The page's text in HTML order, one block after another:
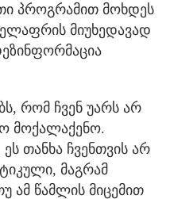
პროგრამით მოხდეს
მიუხედავად
რომ ჩვენ უარს არ
მოქალაქენო.
თანხა ჩვენთვის არ
მაგრამ
ამ წამლის მიცემით